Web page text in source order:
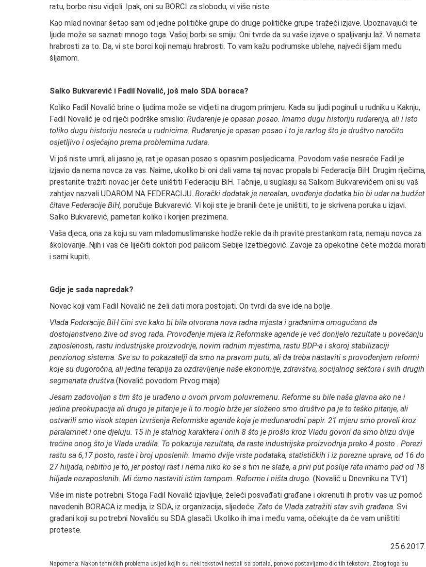
ratu, borbe nisu vidjeli. Ipak, oni su BORCI za slobodu, vi više niste.
Kao mlad novinar šetao sam od jedne političke grupe do druge političke grupe tražeći izjave. Upoznavajući te
ljude može se saznati mnogo toga. Vašoj borbi se smiju. Oni tvrde da su vaše izjave o spaljivanju laž. Vi nemate
hrabrosti za to. Da, vi ste borci koji nemaju hrabrosti. To vam kažu podrumske ublehe, najveći šljam među
šljamom.
Salko Bukvarević i Fadil Novalić, još malo SDA boraca?
Koliko Fadil Novalić brine o ljudima može se vidjeti na drugom primjeru. Kada su ljudi poginuli u rudniku u Kaknju,
Fadil Novalić je od riječi podrške smislio: Rudarenje je opasan posao. Imamo dugu historiju rudarenja, ali i isto
toliko dugu historiju nesreća u rudnicima. Rudarenje je opasan posao i to je razlog što je društvo naročito
osjetljivo i osjećajno prema problemima rudara.
Vi još niste umrli, ali jasno je, rat je opasan posao s opasnim posljedicama. Povodom vaše nesreće Fadil je
izjavio da nema novca za vas. Naime, ukoliko bi oni dali vama taj novac propala bi Federacija BiH. Drugim riječima,
prestanite tražiti novac jer ćete uništiti Federaciju BiH. Tačnije, u suglasju sa Salkom Bukvarevićem oni su vaš
zahtjev nazvali UDAROM NA FEDERACIJU. Borački dodatak je nerealan, uvođenje dodatka bio bi udar na budžet
čitave Federacije BiH, poručuje Bukvarević. Vi koji ste je branili ćete je uništiti, to je skrivena poruka u izjavi.
Salko Bukvarević, pametan koliko i korijen prezimena.
Vaša djeca, ona za koju su vam mladomuslimanske hodže rekle da ih pravite prestankom rata, nemaju novca za
školovanje. Njih i vas će liječiti doktori pod palicom Sebije Izetbegović. Zavoje za opekotine ćete možda morati
i sami kupiti.
Gdje je sada napredak?
Novac koji vam Fadil Novalić ne želi dati mora postojati. On tvrdi da sve ide na bolje.
Vlada Federacije BiH čini sve kako bi bila otvorena nova radna mjesta i građanima omogućeno da
dostojanstveno žive od svog rada. Provođenje mjera iz Reformske agende je već donijelo rezultate u povećanju
zaposlenosti, rastu industrijske proizvodnje, novim radnim mjestima, rastu BDP-a i skoroj stabilizaciji
penzionog sistema. Sve su to pokazatelji da smo na pravom putu, ali da treba nastaviti s provođenjem reformi
koje su dugoročna, ali jedina terapija za ozdravljenje naše ekonomije, zdravstva, socijalnog sektora i svih drugih
segmenata društva.(Novalić povodom Prvog maja)
Jesam zadovoljan s tim što je urađeno u ovom prvom poluvremenu. Reforme su bile naša glavna ako ne i
jedina preokupacija ali drugo je pitanje je li to moglo brže jer složeno smo društvo pa je to teško pitanje, ali
ostvarili smo visok stepen izvršenja Reformske agende koja je međunarodni papir. 21 mjeru smo proveli kroz
paralamnet i one djeluju. 15 ih je stalnog karaktera i onih 8 što je prošlo kroz Vladu govori da smo blizu dvije
trećine onog što je Vlada uradila. To pokazuje rezultate, da raste industrijska proizvodnja preko 4 posto . Porezi
rastu sa 6,17 posto, raste i broj uposlenih. Imamo dvije vrste podataka, statističkih i iz porezne uprave, od 16 do
27 hiljada, nebitno je to, jer postoji rast i nema niko ko se s tim ne slaže, a prvi put poslije rata imamo pad od 18
hiljada nezaposlenih. Mi ćemo nastaviti istim tempom. Reforme i ništa drugo. (Novalić u Dnevniku na TV1)
Više im niste potrebni. Stoga Fadil Novalić izjavljuje, želeći posvađati građane i okrenuti ih protiv vas uz pomoć
navedenih BORACA iz medija, iz SDA, iz organizacija, sljedeće: Zato će Vlada zatražiti stav svih građana. Svi
građani koji su potrebni Novaliću su SDA glasači. Ukoliko ih ima i među vama, očekujte da će vam uništiti
proteste.
25.6.2017.
Napomena: Nakon tehničkih problema usljed kojih su neki tekstovi nestali sa portala, ponovo postavljamo dio tih tekstova. Zbog toga su